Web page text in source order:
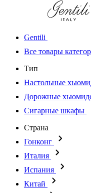
Gentili
Все товары
Тип
Настольные
Дорожные
Сигарные шкафы
Страна
Гонконг
Италия
Испания
Китай